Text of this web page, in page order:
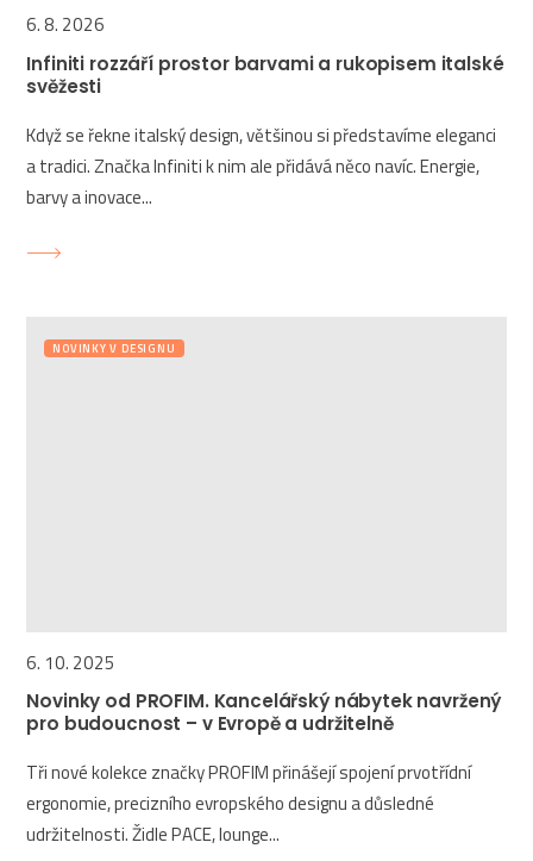
6. 8. 2026
Infiniti rozzáří prostor barvami a rukopisem italské
svěžesti
Když se řekne italský design, většinou si představíme eleganci
a tradici. Značka Infiniti k nim ale přidává něco navíc. Energie,
barvy a inovace...
NOVINKY V DESIGNU
6. 10. 2025
Novinky od PROFIM. Kancelářský nábytek navržený
pro budoucnost – v Evropě a udržitelně
Tři nové kolekce značky PROFIM přinášejí spojení prvotřídní
ergonomie, precizního evropského designu a důsledné
udržitelnosti. Židle PACE, lounge...